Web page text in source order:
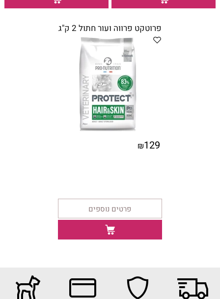
פרוטקט פרווה ועור חתול 2 ק"ג
₪129
פרטים נוספים